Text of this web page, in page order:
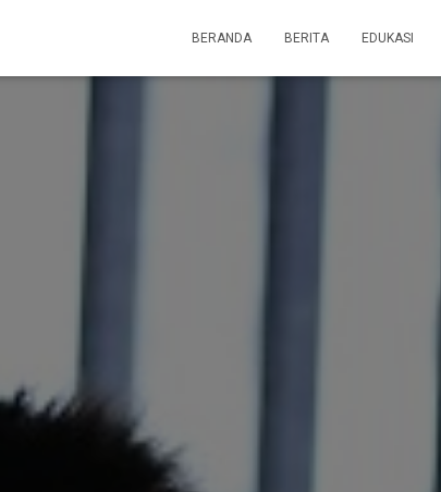
BERANDA BERITA EDUKASI